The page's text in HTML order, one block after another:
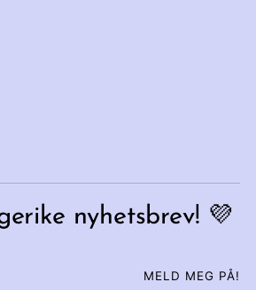
nyhetsbrev! 💜
MELD MEG PÅ!